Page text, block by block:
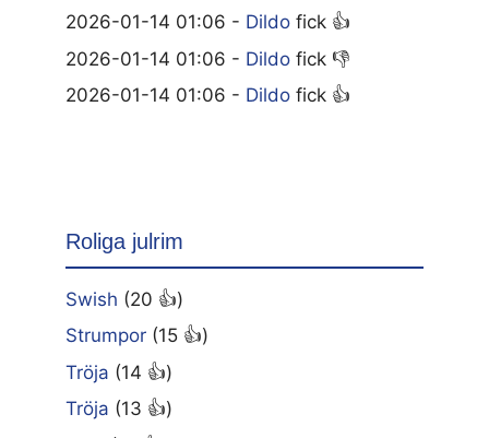
2026-01-14 01:06 - Dildo fick 👍
2026-01-14 01:06 - Dildo fick 👎
2026-01-14 01:06 - Dildo fick 👍
Roliga julrim
Swish (20 👍)
Strumpor (15 👍)
Tröja (14 👍)
Tröja (13 👍)